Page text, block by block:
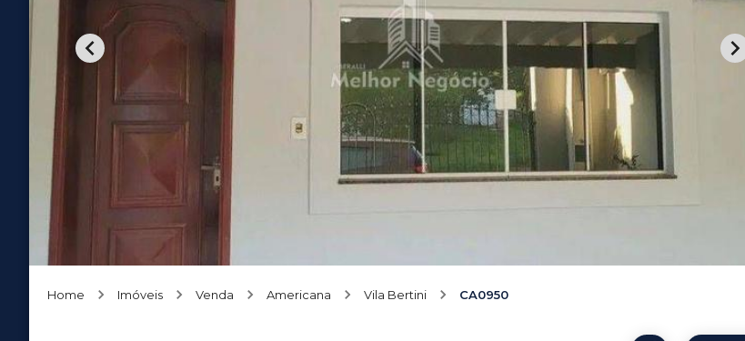
Home Imóveis Venda Americana Vila Bertini CA0950